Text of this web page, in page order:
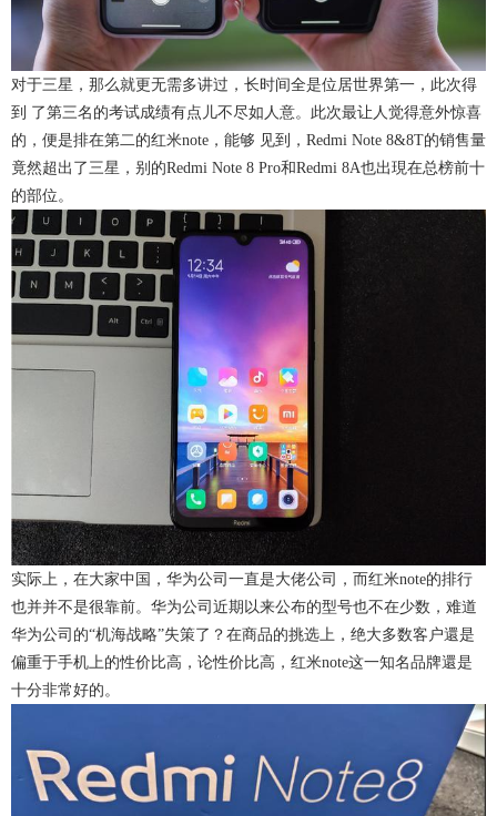
对于三星，那么就更无需多讲过，长时间全是位居世界第一，此次得
到 了第三名的考试成绩有点儿不尽如人意。此次最让人觉得意外惊喜
的，便是排在第二的红米note，能够 见到，Redmi Note 8&8T的销售量
竟然超出了三星，别的Redmi Note 8 Pro和Redmi 8A也出現在总榜前十
的部位。
实际上，在大家中国，华为公司一直是大佬公司，而红米note的排行
也并并不是很靠前。华为公司近期以来公布的型号也不在少数，难道
华为公司的“机海战略”失策了？在商品的挑选上，绝大多数客户還是
偏重于手机上的性价比高，论性价比高，红米note这一知名品牌還是
十分非常好的。